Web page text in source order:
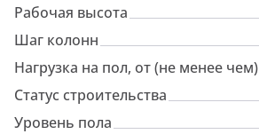
Рабочая высота
Шаг колонн
Нагрузка на пол, от (не менее чем)
Статус строительства
Уровень пола